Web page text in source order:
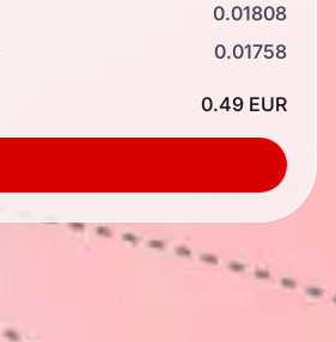
0.01808
0.01758
0.49 EUR